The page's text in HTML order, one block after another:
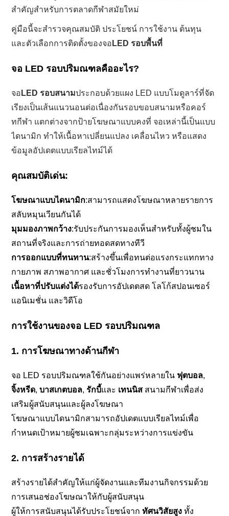
สำคัญสำหรับการตลาดกีฬาสมัยใหม่
คู่มือนี้จะสำรวจคุณสมบัติ ประโยชน์ การใช้งาน ต้นทุน
และตัวเลือกการติดตั้งของจอ LED รอบพื้นที่
จอ LED รอบปริมณฑลคืออะไร?
จอ LED รอบสนามประกอบด้วยแผง LED แบบโมดูลาร์ที่จัด
เรียงเป็นเส้นแนวนอนต่อเนื่องกันรอบขอบสนามหรือคอร์
ทกีฬา แตกต่างจากป้ายโฆษณาแบบคงที่ จอเหล่านี้เป็นแบบ
ไดนามิก ทำให้เนื้อหาเปลี่ยนแปลง เคลื่อนไหว หรือแสดง
ข้อมูลอัปเดตแบบเรียลไทม์ได้
คุณสมบัติเด่น:
โฆษณาแบบไดนามิก:สามารถแสดงโฆษณาหลายรายการ
สลับหมุนเวียนกันได้
มุมมองภาพกว้าง:รับประกันการมองเห็นสำหรับทั้งผู้ชมใน
สถานที่จริงและการถ่ายทอดสดทางทีวี
การออกแบบที่ทนทาน:สร้างขึ้นเพื่อทนต่อแรงกระแทกทาง
กายภาพ สภาพอากาศ และชั่วโมงการทำงานที่ยาวนาน
เนื้อหาที่ปรับแต่งได้รองรับการอัปเดตสด โลโก้สปอนเซอร์
แอนิเมชั่น และวิดีโอ
การใช้งานของจอ LED รอบปริมณฑล
1. การโฆษณาทางด้านกีฬา
จอ LED รอบปริมณฑลใช้กันอย่างแพร่หลายใน ฟุตบอล,
จิ้งหรีด,บาสเกตบอล,รักบี้และ เทนนิส สนามกีฬาเพื่อส่ง
เสริมผู้สนับสนุนและผู้ลงโฆษณา
โฆษณาแบบไดนามิกสามารถอัปเดตแบบเรียลไทม์เพื่อ
กำหนดเป้าหมายผู้ชมเฉพาะกลุ่มระหว่างการแข่งขัน
2. การสร้างรายได้
สร้างรายได้สำคัญให้แก่ผู้จัดงานและทีมงานกิจกรรมด้วย
การเสนอช่องโฆษณาให้กับผู้สนับสนุน
ผู้ให้การสนับสนุนได้รับประโยชน์จากทัศนวิสัยสูง ทั้ง